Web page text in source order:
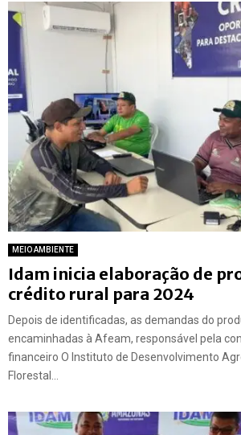
MEIO AMBIENTE
Idam inicia elaboração de
crédito rural para 2024
Depois de identificadas, as demandas do
encaminhadas à Afeam, responsável pela
financeiro O Instituto de Desenvolvimento
Florestal...